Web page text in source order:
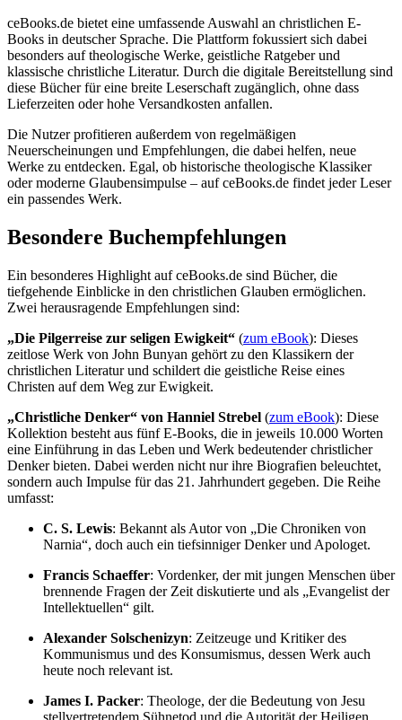
ceBooks.de bietet eine umfassende Auswahl an christlichen E-
Books in deutscher Sprache. Die Plattform fokussiert sich dabei
besonders auf theologische Werke, geistliche Ratgeber und
klassische christliche Literatur. Durch die digitale Bereitstellung sind
diese Bücher für eine breite Leserschaft zugänglich, ohne dass
Lieferzeiten oder hohe Versandkosten anfallen.
Die Nutzer profitieren außerdem von regelmäßigen
Neuerscheinungen und Empfehlungen, die dabei helfen, neue
Werke zu entdecken. Egal, ob historische theologische Klassiker
oder moderne Glaubensimpulse – auf ceBooks.de findet jeder Leser
ein passendes Werk.
Besondere Buchempfehlungen
Ein besonderes Highlight auf ceBooks.de sind Bücher, die
tiefgehende Einblicke in den christlichen Glauben ermöglichen.
Zwei herausragende Empfehlungen sind:
„Die Pilgerreise zur seligen Ewigkeit“ (zum eBook): Dieses
zeitlose Werk von John Bunyan gehört zu den Klassikern der
christlichen Literatur und schildert die geistliche Reise eines
Christen auf dem Weg zur Ewigkeit.
„Christliche Denker“ von Hanniel Strebel (zum eBook): Diese
Kollektion besteht aus fünf E-Books, die in jeweils 10.000 Worten
eine Einführung in das Leben und Werk bedeutender christlicher
Denker bieten. Dabei werden nicht nur ihre Biografien beleuchtet,
sondern auch Impulse für das 21. Jahrhundert gegeben. Die Reihe
umfasst:
C. S. Lewis: Bekannt als Autor von „Die Chroniken von
Narnia“, doch auch ein tiefsinniger Denker und Apologet.
Francis Schaeffer: Vordenker, der mit jungen Menschen über
brennende Fragen der Zeit diskutierte und als „Evangelist der
Intellektuellen“ gilt.
Alexander Solschenizyn: Zeitzeuge und Kritiker des
Kommunismus und des Konsumismus, dessen Werk auch
heute noch relevant ist.
James I. Packer: Theologe, der die Bedeutung von Jesu
stellvertretendem Sühnetod und die Autorität der Heiligen